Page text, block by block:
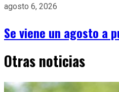
agosto 6, 2026
Se viene un agosto a
Otras noticias